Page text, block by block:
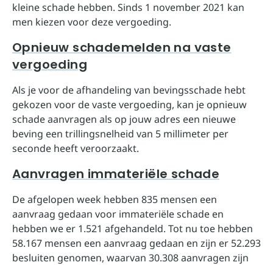
kleine schade hebben. Sinds 1 november 2021 kan
men kiezen voor deze vergoeding.
Opnieuw schademelden na vaste
vergoeding
Als je voor de afhandeling van bevingsschade hebt
gekozen voor de vaste vergoeding, kan je opnieuw
schade aanvragen als op jouw adres een nieuwe
beving een trillingsnelheid van 5 millimeter per
seconde heeft veroorzaakt.
Aanvragen immateriële schade
De afgelopen week hebben 835 mensen een
aanvraag gedaan voor immateriële schade en
hebben we er 1.521 afgehandeld. Tot nu toe hebben
58.167 mensen een aanvraag gedaan en zijn er 52.293
besluiten genomen, waarvan 30.308 aanvragen zijn